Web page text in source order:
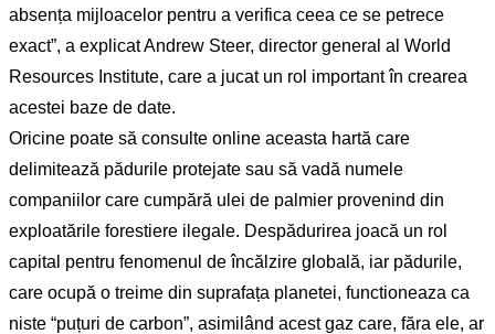
absența mijloacelor pentru a verifica ceea ce se petrece
exact”, a explicat Andrew Steer, director general al World
Resources Institute, care a jucat un rol important în crearea
acestei baze de date.
Oricine poate să consulte online aceasta hartă care
delimitează pădurile protejate sau să vadă numele
companiilor care cumpără ulei de palmier provenind din
exploatările forestiere ilegale. Despădurirea joacă un rol
capital pentru fenomenul de încălzire globală, iar pădurile,
care ocupă o treime din suprafața planetei, functioneaza ca
niste “puțuri de carbon”, asimilând acest gaz care, făra ele, ar